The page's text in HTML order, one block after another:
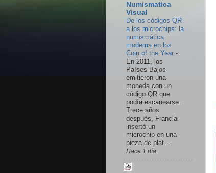
Numismatica
Visual
De los códigos QR
a los microchips: la
numismática
moderna en los
Coin of the Year -
En 2011, los
Países Bajos
emitieron una
moneda con un
código QR que
podía escanearse.
Trece años
después, Francia
insertó un
microchip en una
pieza de plat...
Hace 1 día